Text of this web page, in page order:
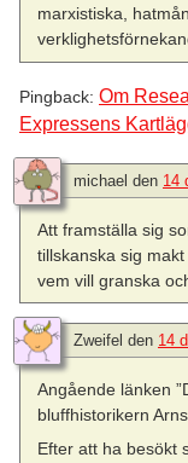
marxistiska,
Pingback: Om
Expressens
michael den 14
Att framställa sig
tillskanska sig
vem vill granska
Zweifel den 14
Angående länken
bluffhistorikern
Efter att ha besökt